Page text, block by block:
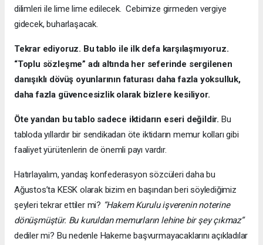
dilimleri ile lime lime edilecek. Cebimize girmeden vergiye
gidecek, buharlaşacak.
Tekrar ediyoruz. Bu tablo ile ilk defa karşılaşmıyoruz.
“Toplu sözleşme” adı altında her seferinde sergilenen
danışıklı dövüş oyunlarının faturası daha fazla yoksulluk,
daha fazla güvencesizlik olarak bizlere kesiliyor.
Öte yandan bu tablo sadece iktidarın eseri değildir. Bu
tabloda yıllardır bir sendikadan öte iktidarın memur kolları gibi
faaliyet yürütenlerin de önemli payı vardır.
Hatırlayalım, yandaş konfederasyon sözcüleri daha bu
Ağustos’ta KESK olarak bizim en başından beri söylediğimiz
şeyleri tekrar ettiler mi? “Hakem Kurulu işverenin noterine
dönüşmüştür. Bu kuruldan memurların lehine bir şey çıkmaz”
dediler mi? Bu nedenle Hakeme başvurmayacaklarını açıkladılar